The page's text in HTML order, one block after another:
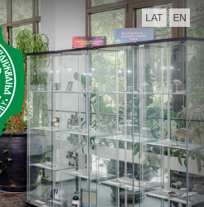
LAT EN